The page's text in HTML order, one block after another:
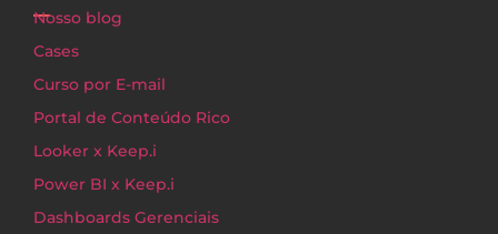
Nosso blog
Cases
Curso por E-mail
Portal de Conteúdo Rico
Looker x Keep.i
Power BI x Keep.i
Dashboards Gerenciais